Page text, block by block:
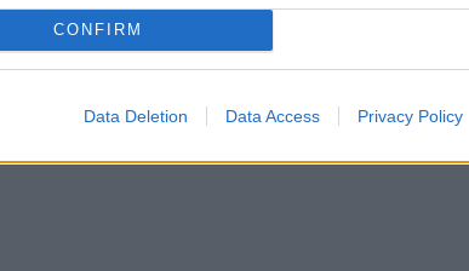
CONFIRM
Data Deletion Data Access Privacy Policy